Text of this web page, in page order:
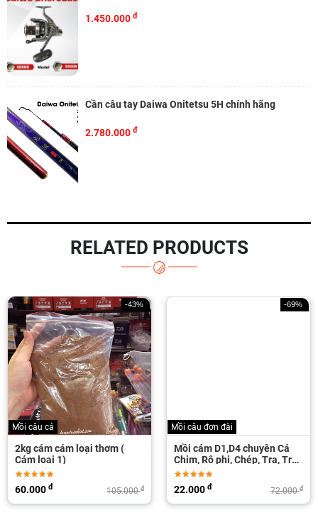
1.450.000 đ
Cần câu tay Daiwa Onitetsu 5H chính hãng
2.780.000 đ
RELATED PRODUCTS
-43%
Mồi câu cá
2kg cám cám loại thơm (
Cám loại 1)
105.000đ
60.000 đ
-69%
Mồi câu đơn đài
Mồi cám D1,D4 chuyên Cá
Chim, Rô phi, Chép, Tra, Trôi,
Trắm...
72.000đ
22.000 đ